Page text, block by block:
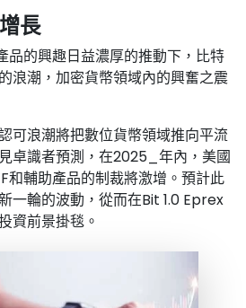
長
品的興趣日益濃厚的推動下，比特
浪潮，加密貨幣領域內的興奮之震
可浪潮將把數位貨幣領域推向平流
卓識者預測，在2025_年內，美國
和輔助產品的制裁將激增。預計此
一輪的波動，從而在Bit 1.0 Eprex
資前景掛毯。